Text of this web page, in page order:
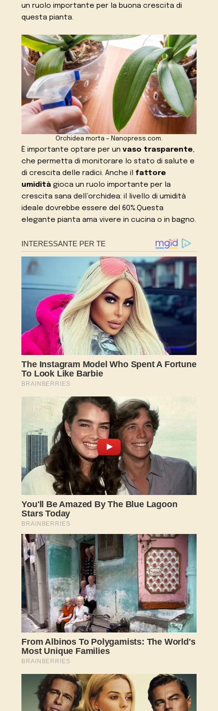
un ruolo importante per la buona crescita di
questa pianta.
Orchidea morta – Nanopress.com.
È importante optare per unvaso trasparente,
che permetta di monitorare lo stato di salute e
di crescita delle radici. Anche il fattore
umidità gioca un ruolo importante per la
crescita sana dell’orchidea: il livello di umidità
ideale dovrebbe essere del 60%.Questa
elegante pianta ama vivere in cucina o in bagno.